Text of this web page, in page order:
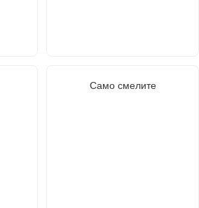
Само смелите